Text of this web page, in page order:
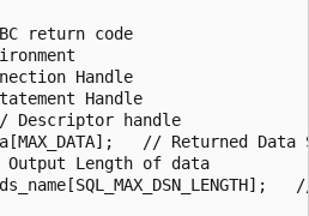
return code
Handle
Handle
Descriptor handle
// Returned Data
Output Length of data